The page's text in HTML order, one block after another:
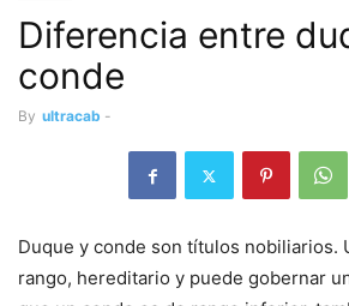
Diferencia entre
conde
By ultracab -
Duque y conde son títulos nobiliarios.
rango, hereditario y puede gobernar